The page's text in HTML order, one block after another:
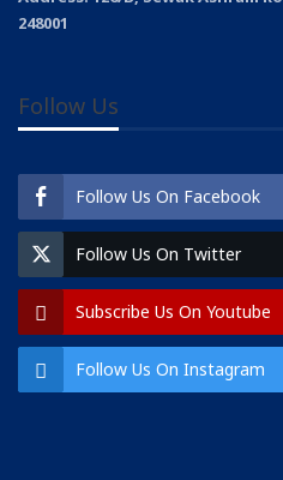
248001
Follow Us
Follow Us On Facebook
Follow Us On Twitter
Subscribe Us On Youtube
Follow Us On Instagram